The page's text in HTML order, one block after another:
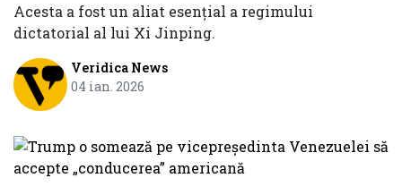
Acesta a fost un aliat esențial a regimului
dictatorial al lui Xi Jinping.
Veridica News
04 ian. 2026